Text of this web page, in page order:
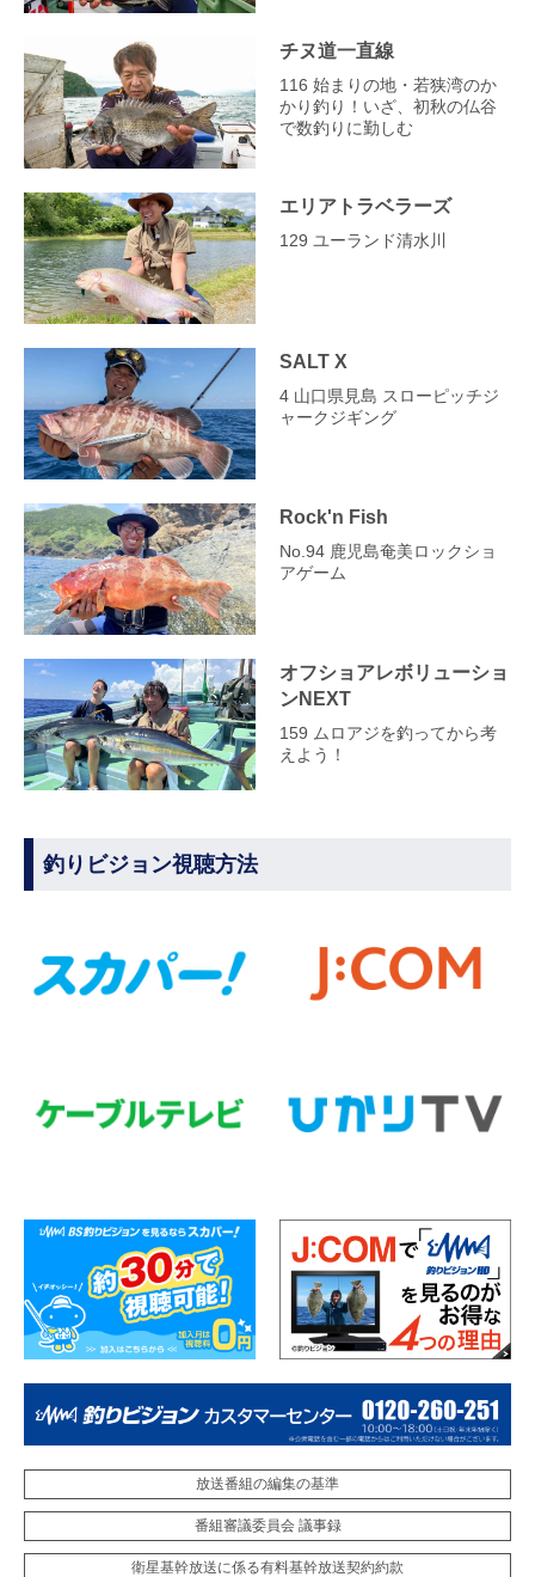
チヌ道一直線
116 始まりの地・若狭湾のか
かり釣り！いざ、初秋の仏谷
で数釣りに勤しむ
エリアトラベラーズ
129 ユーランド清水川
SALT X
4 山口県見島 スローピッチジ
ャークジギング
Rock'n Fish
No.94 鹿児島奄美ロックショ
アゲーム
オフショアレボリューショ
ンNEXT
159 ムロアジを釣ってから考
えよう！
釣りビジョン視聴方法
放送番組の編集の基準
番組審議委員会 議事録
衛星基幹放送に係る有料基幹放送契約約款